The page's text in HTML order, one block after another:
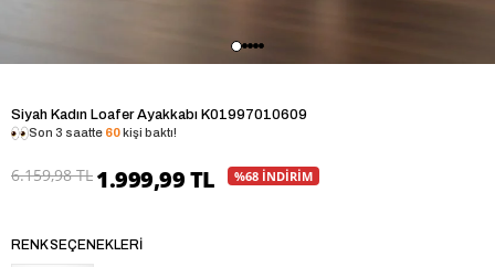
Siyah Kadın Loafer Ayakkabı K01997010609
Son 3 saatte 60kişi baktı!
6.159,98 TL 1.999,99 TL %68 İNDİRİM
RENK SEÇENEKLERI